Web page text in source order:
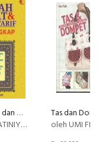
Risalah Shalat dan Majmu Syarir Superlengkap
oleh UMI